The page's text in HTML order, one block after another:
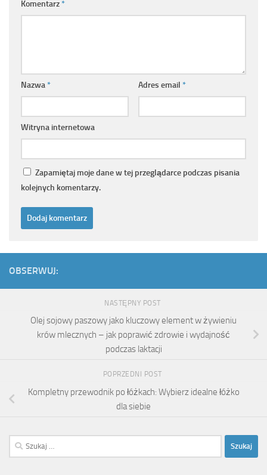
Komentarz*
Nazwa* Adres email *
Witryna internetowa
Zapamiętaj moje dane w tej przeglądarce podczas pisania
kolejnych komentarzy.
OBSERWUJ:
NASTĘPNY POST
Olej sojowy paszowy jako kluczowy element w żywieniu
krów mlecznych – jak poprawić zdrowie i wydajność
podczas laktacji
POPRZEDNI POST
Kompletny przewodnik po łóżkach: Wybierz idealne łóżko
dla siebie
Szukaj: